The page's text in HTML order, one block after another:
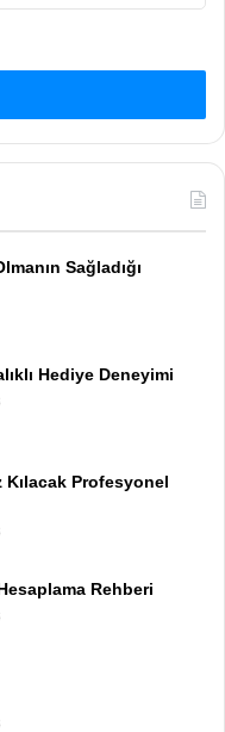
Sağladığı
Hediye Deneyimi
Kılacak Profesyonel
Rehberi